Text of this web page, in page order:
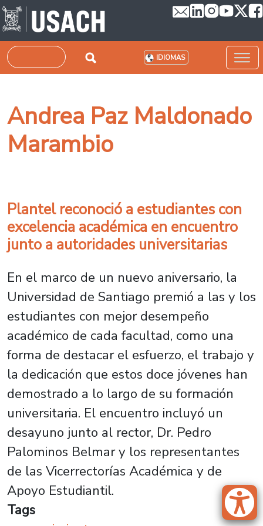
Pasar al contenido principal
Buscar IDIOMAS
Andrea Paz Maldonado
Marambio
Plantel reconoció a estudiantes con
excelencia académica en encuentro
junto a autoridades universitarias
En el marco de un nuevo aniversario, la
Universidad de Santiago premió a las y los
estudiantes con mejor desempeño
académico de cada facultad, como una
forma de destacar el esfuerzo, el trabajo y
la dedicación que estos doce jóvenes han
demostrado a lo largo de su formación
universitaria. El encuentro incluyó un
desayuno junto al rector, Dr. Pedro
Palominos Belmar y los representantes
de las Vicerrectorías Académica y de
Apoyo Estudiantil.
Tags